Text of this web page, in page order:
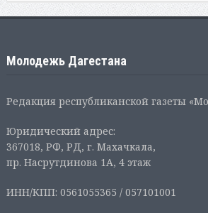
Молодежь Дагестана
Редакция республиканской газеты
Юридический адрес:
367018, РФ, РД, г. Махачкала,
пр. Насрутдинова 1А, 4 этаж
ИНН/КПП: 0561055365 / 057101001